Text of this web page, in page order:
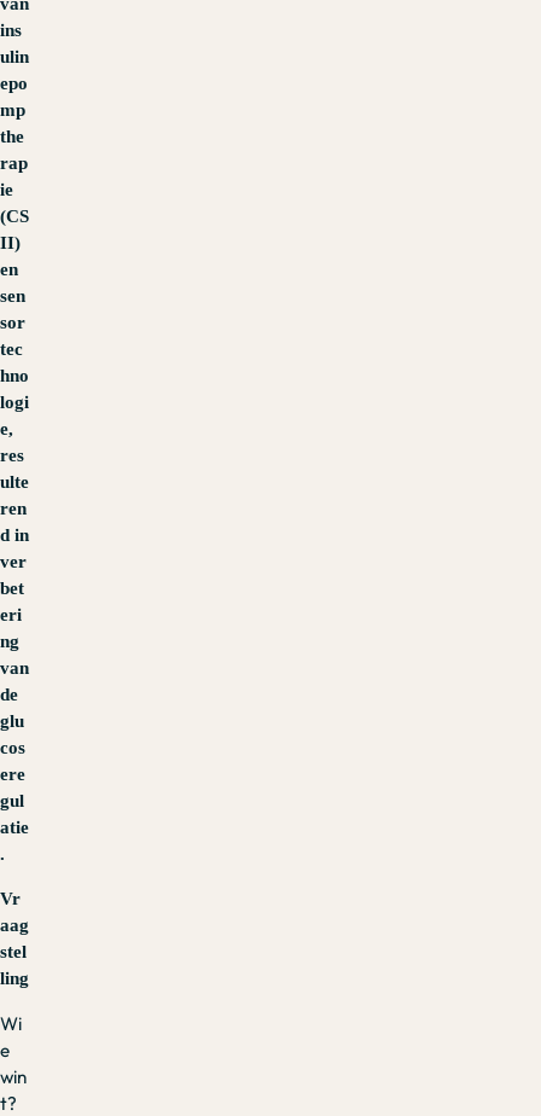
ins
ulin
epo
mp
the
rap
ie
(CS
II)
en
sen
sor
tec
hno
logi
e,
res
ulte
ren
d in
ver
bet
eri
ng
van
de
glu
cos
ere
gul
atie
.
Vr
aag
stel
ling
Wi
e
win
t?